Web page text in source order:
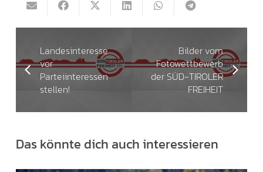
Landesinteresse
vor
Parteiinteressen
stellen!
Bilder vom
Fotowettbewerb
der SÜD-TIROLER
FREIHEIT
Das könnte dich auch interessieren